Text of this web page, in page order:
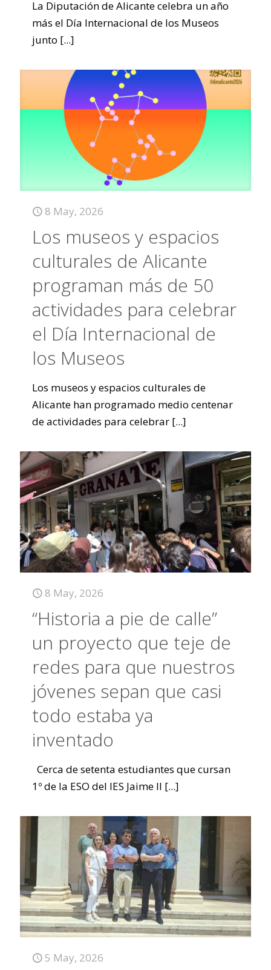
La Diputación de Alicante celebra un año
más el Día Internacional de los Museos
junto [...]
8 May, 2026
Los museos y espacios
culturales de Alicante
programan más de 50
actividades para celebrar
el Día Internacional de
los Museos
Los museos y espacios culturales de
Alicante han programado medio centenar
de actividades para celebrar [...]
8 May, 2026
“Historia a pie de calle”
un proyecto que teje de
redes para que nuestros
jóvenes sepan que casi
todo estaba ya
inventado
Cerca de setenta estudiantes que cursan
1º de la ESO del IES Jaime II [...]
5 May, 2026